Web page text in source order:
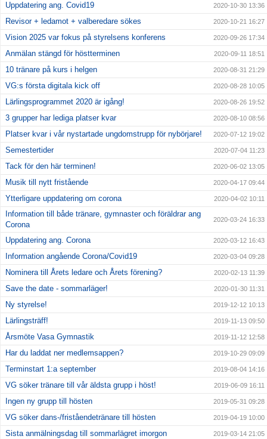
Uppdatering ang. Covid19 2020-10-30 13:36
Revisor + ledamot + valberedare sökes 2020-10-21 16:27
Vision 2025 var fokus på styrelsens konferens 2020-09-26 17:34
Anmälan stängd för höstterminen 2020-09-11 18:51
10 tränare på kurs i helgen 2020-08-31 21:29
VG:s första digitala kick off 2020-08-28 10:05
Lärlingsprogrammet 2020 är igång! 2020-08-26 19:52
3 grupper har lediga platser kvar 2020-08-10 08:56
Platser kvar i vår nystartade ungdomstrupp för nybörjare! 2020-07-12 19:02
Semestertider 2020-07-04 11:23
Tack för den här terminen! 2020-06-02 13:05
Musik till nytt fristående 2020-04-17 09:44
Ytterligare uppdatering om corona 2020-04-02 10:11
Information till både tränare, gymnaster och föräldrar ang
Corona
2020-03-24 16:33
Uppdatering ang. Corona 2020-03-12 16:43
Information angående Corona/Covid19 2020-03-04 09:28
Nominera till Årets ledare och Årets förening? 2020-02-13 11:39
Save the date - sommarläger! 2020-01-30 11:31
Ny styrelse! 2019-12-12 10:13
Lärlingsträff! 2019-11-13 09:50
Årsmöte Vasa Gymnastik 2019-11-12 12:58
Har du laddat ner medlemsappen? 2019-10-29 09:09
Terminstart 1:a september 2019-08-04 14:16
VG söker tränare till vår äldsta grupp i höst! 2019-06-09 16:11
Ingen ny grupp till hösten 2019-05-31 09:28
VG söker dans-/friståendetränare till hösten 2019-04-19 10:00
Sista anmälningsdag till sommarlägret imorgon 2019-03-14 21:05